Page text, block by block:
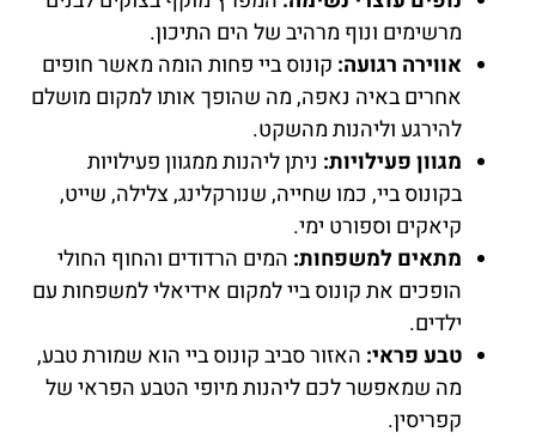
מרשימים ונוף מרהיב של הים התיכון.
אווירה רגועה: קונוס ביי פחות הומה מאשר חופים
אחרים באיה נאפה, מה שהופך אותו למקום מושלם
להירגע וליהנות מהשקט.
מגוון פעילויות: ניתן ליהנות ממגוון פעילויות
בקונוס ביי, כמו שחייה, שנורקלינג, צלילה, שייט,
קיאקים וספורט ימי.
מתאים למשפחות: המים הרדודים והחוף החולי
הופכים את קונוס ביי למקום אידיאלי למשפחות עם
ילדים.
טבע פראי: האזור סביב קונוס ביי הוא שמורת טבע,
מה שמאפשר לכם ליהנות מיופי הטבע הפראי של
קפריסין.